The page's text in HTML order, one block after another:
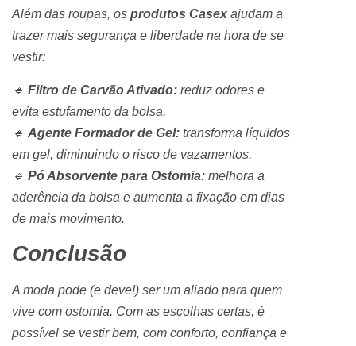
Além das roupas, os produtos Casex ajudam a
trazer mais segurança e liberdade na hora de se
vestir:
🔹 Filtro de Carvão Ativado: reduz odores e
evita estufamento da bolsa.
🔹 Agente Formador de Gel: transforma líquidos
em gel, diminuindo o risco de vazamentos.
🔹 Pó Absorvente para Ostomia: melhora a
aderência da bolsa e aumenta a fixação em dias
de mais movimento.
Conclusão
A moda pode (e deve!) ser um aliado para quem
vive com ostomia. Com as escolhas certas, é
possível se vestir bem, com conforto, confiança e